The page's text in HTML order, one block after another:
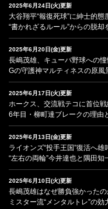
2025年6月24日(火)更新
大谷翔平“報復死球”に紳士的態
“書かれざるルール”からの脱却
2025年6月20日(金)更新
長嶋茂雄、キューバ野球への憧
Gの守護神マルティネスの原風
2025年6月17日(火)更新
ホークス、交流戦テコに首位
6年目・柳町達ブレークの理由
2025年6月13日(金)更新
ライオンズ“投手王国”復活へ雄
“左右の両輪”今井達也と隅田知
2025年6月10日(火)更新
長嶋茂雄はなぜ勝負強かったの
ミスター流“メンタルトレ”の効